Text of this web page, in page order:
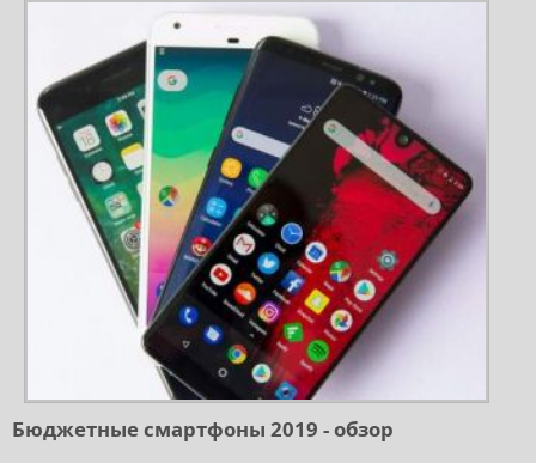
Бюджетные смартфоны 2019 - обзор